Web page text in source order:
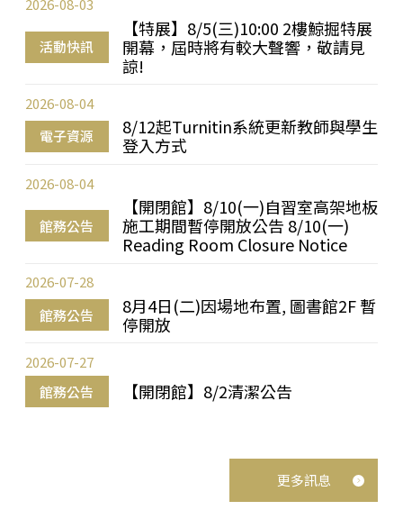
活動快訊
【特展】8/5(三)10:00 2樓鯨掘特展
開幕，屆時將有較大聲響，敬請見
諒!
2026-08-03
電子資源
8/12起Turnitin系統更新教師與學生
登入方式
2026-08-04
館務公告
【開閉館】8/10(一)自習室高架地板
施工期間暫停開放公告 8/10(一)
Reading Room Closure Notice
2026-08-04
館務公告
8月4日(二)因場地布置, 圖書館2F 暫
停開放
2026-07-28
館務公告 【開閉館】8/2清潔公告
2026-07-27
更多訊息